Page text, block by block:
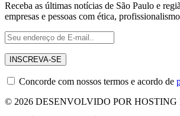
Receba as últimas notícias de São Paulo e
empresas e pessoas com ética,
Concorde com nossos termos e acordo de
© 2026 DESENVOLVIDO POR HOSTING